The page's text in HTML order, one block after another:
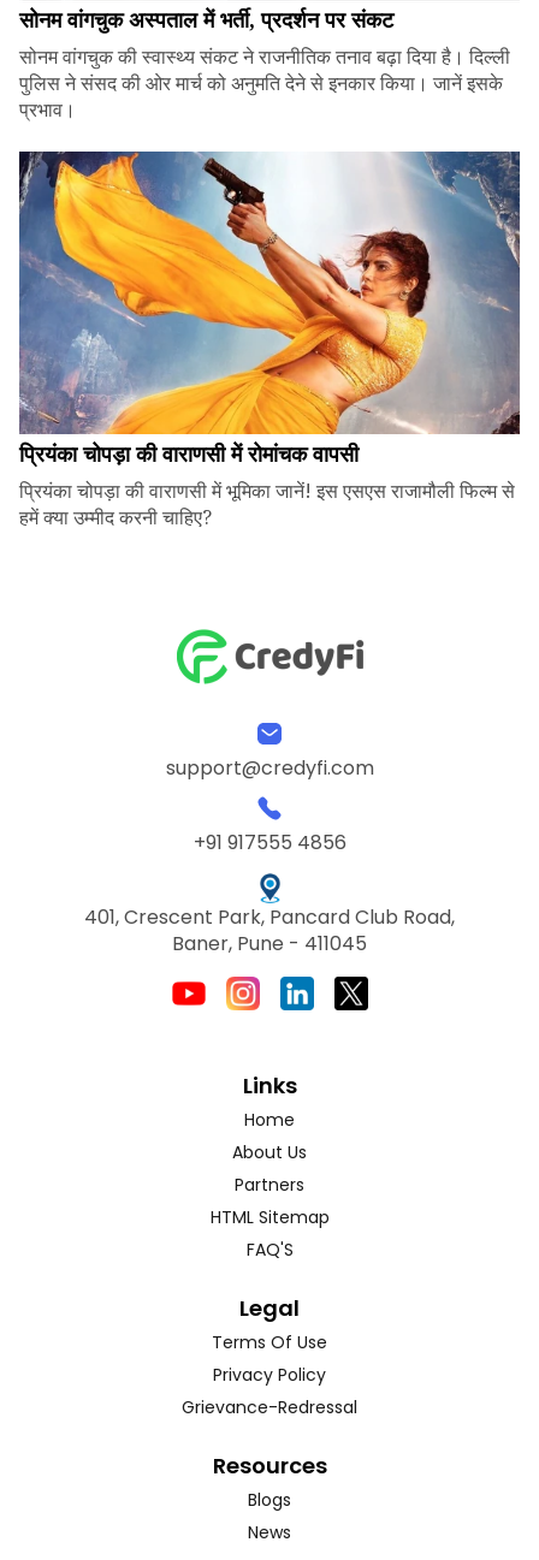
सोनम वांगचुक अस्पताल में भर्ती, प्रदर्शन पर संकट
सोनम वांगचुक की स्वास्थ्य संकट ने राजनीतिक तनाव बढ़ा दिया है। दिल्ली
पुलिस ने संसद की ओर मार्च को अनुमति देने से इनकार किया। जानें इसके
प्रभाव।
प्रियंका चोपड़ा की वाराणसी में रोमांचक वापसी
प्रियंका चोपड़ा की वाराणसी में भूमिका जानें! इस एसएस राजामौली फिल्म से
हमें क्या उम्मीद करनी चाहिए?
support@credyfi.com
+91 917555 4856
401, Crescent Park, Pancard Club Road,
Baner, Pune - 411045
Links
Home
About Us
Partners
HTML Sitemap
FAQ'S
Legal
Terms Of Use
Privacy Policy
Grievance-Redressal
Resources
Blogs
News